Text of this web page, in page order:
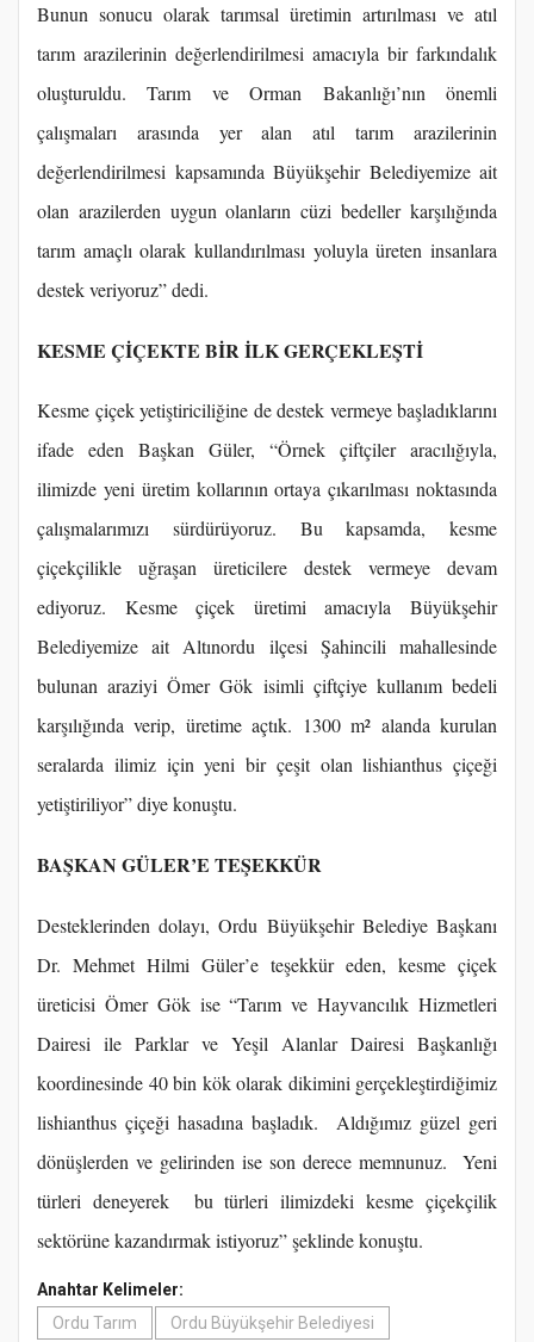
Bunun sonucu olarak tarımsal üretimin artırılması ve atıl
tarım arazilerinin değerlendirilmesi amacıyla bir farkındalık
oluşturuldu. Tarım ve Orman Bakanlığı’nın önemli
çalışmaları arasında yer alan atıl tarım arazilerinin
değerlendirilmesi kapsamında Büyükşehir Belediyemize ait
olan arazilerden uygun olanların cüzi bedeller karşılığında
tarım amaçlı olarak kullandırılması yoluyla üreten insanlara
destek veriyoruz” dedi.
KESME ÇİÇEKTE BİR İLK GERÇEKLEŞTİ
Kesme çiçek yetiştiriciliğine de destek vermeye başladıklarını
ifade eden Başkan Güler, “Örnek çiftçiler aracılığıyla,
ilimizde yeni üretim kollarının ortaya çıkarılması noktasında
çalışmalarımızı sürdürüyoruz. Bu kapsamda, kesme
çiçekçilikle uğraşan üreticilere destek vermeye devam
ediyoruz. Kesme çiçek üretimi amacıyla Büyükşehir
Belediyemize ait Altınordu ilçesi Şahincili mahallesinde
bulunan araziyi Ömer Gök isimli çiftçiye kullanım bedeli
karşılığında verip, üretime açtık. 1300 m² alanda kurulan
seralarda ilimiz için yeni bir çeşit olan lishianthus çiçeği
yetiştiriliyor” diye konuştu.
BAŞKAN GÜLER’E TEŞEKKÜR
Desteklerinden dolayı, Ordu Büyükşehir Belediye Başkanı
Dr. Mehmet Hilmi Güler’e teşekkür eden, kesme çiçek
üreticisi Ömer Gök ise “Tarım ve Hayvancılık Hizmetleri
Dairesi ile Parklar ve Yeşil Alanlar Dairesi Başkanlığı
koordinesinde 40 bin kök olarak dikimini gerçekleştirdiğimiz
lishianthus çiçeği hasadına başladık. Aldığımız güzel geri
dönüşlerden ve gelirinden ise son derece memnunuz. Yeni
türleri deneyerek bu türleri ilimizdeki kesme çiçekçilik
sektörüne kazandırmak istiyoruz” şeklinde konuştu.
Anahtar Kelimeler:
Ordu Tarım
Ordu Büyükşehir Belediyesi